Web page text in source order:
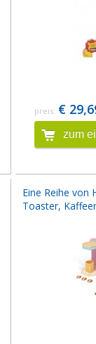
preis: €
zum
Eine Reihe von
Toaster,